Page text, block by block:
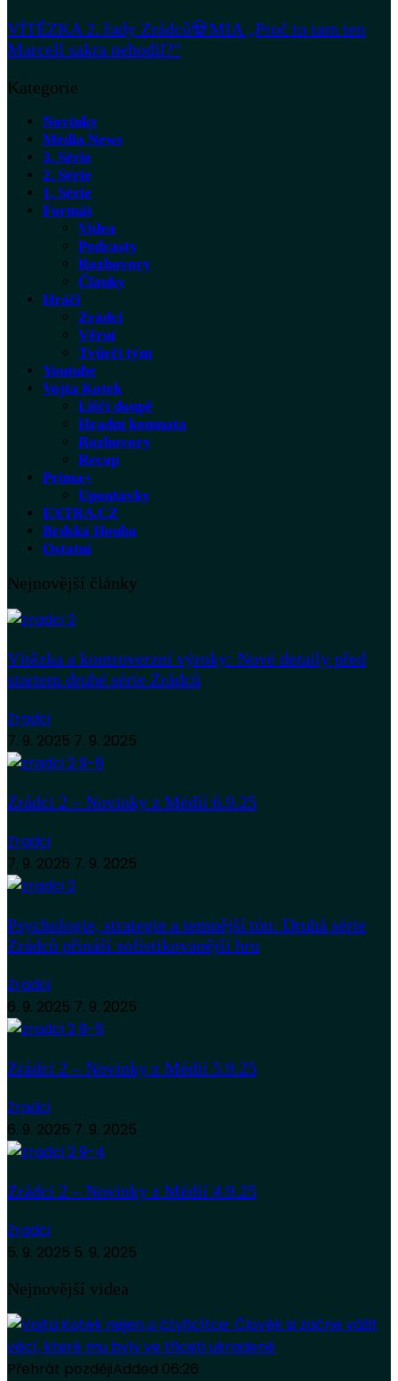
VÍTĚZKA 2. řady Zrádců💀MIA „Proč to tam ten
Marcell sakra nehodil?“
Kategorie
Novinky
Média News
3. Série
2. Série
1. Série
Formát
Videa
Podcasty
Rozhovory
Články
Hráči
Zrádci
Věrní
Tvůrčí tým
Youtube
Vojta Kotek
Liščí doupě
Hradní komnata
Rozhovory
Recap
Prima+
Upoutávky
EXTRA.CZ
Brdská Houba
Ostatní
Nejnovější články
Vítězka a kontroverzní výroky: Nové detaily před
startem druhé série Zrádců
Zradci
7. 9. 2025 7. 9. 2025
Zrádci 2 – Novinky z Médií 6.9.25
Zradci
7. 9. 2025 7. 9. 2025
Psychologie, strategie a temnější tón: Druhá série
Zrádců přináší sofistikovanější hru
Zradci
6. 9. 2025 7. 9. 2025
Zrádci 2 – Novinky z Médií 5.9.25
Zradci
6. 9. 2025 7. 9. 2025
Zrádci 2 – Novinky z Médií 4.9.25
Zradci
5. 9. 2025 5. 9. 2025
Nejnovější videa
Přehrát pozdějiAdded 06:26